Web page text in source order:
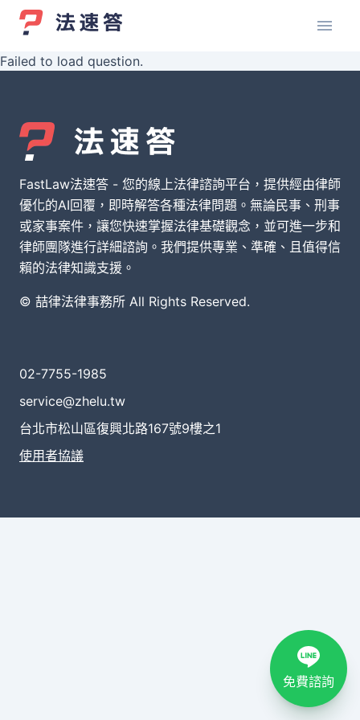
Failed to load question.
FastLaw法速答 - 您的線上法律諮詢平台，提供經由律師
優化的AI回覆，即時解答各種法律問題。無論民事、刑事
或家事案件，讓您快速掌握法律基礎觀念，並可進一步和
律師團隊進行詳細諮詢。我們提供專業、準確、且值得信
賴的法律知識支援。
© 喆律法律事務所 All Rights Reserved.
02-7755-1985
service@zhelu.tw
台北市松山區復興北路167號9樓之1
使用者協議
免費諮詢